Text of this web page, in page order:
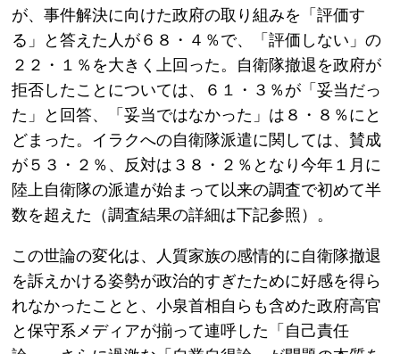
が、事件解決に向けた政府の取り組みを「評価す
る」と答えた人が６８・４％で、「評価しない」の
２２・１％を大きく上回った。自衛隊撤退を政府が
拒否したことについては、６１・３％が「妥当だっ
た」と回答、「妥当ではなかった」は８・８％にと
どまった。イラクへの自衛隊派遣に関しては、賛成
が５３・２％、反対は３８・２％となり今年１月に
陸上自衛隊の派遣が始まって以来の調査で初めて半
数を超えた（調査結果の詳細は下記参照）。
この世論の変化は、人質家族の感情的に自衛隊撤退
を訴えかける姿勢が政治的すぎたために好感を得ら
れなかったことと、小泉首相自らも含めた政府高官
と保守系メディアが揃って連呼した「自己責任